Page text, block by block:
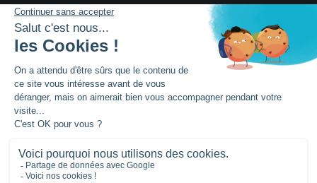
Vous souhaitez développer l'activité portail de votre entreprise ?
Rejoindre un réseau dynamique, avec un service et des outils qui
font la différence ?
DEVENIR PARTENAIRE